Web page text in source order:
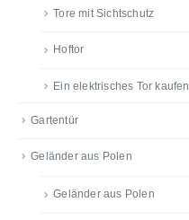
Tore mit Sichtschutz
Hoftor
Ein elektrisches Tor kaufen
Gartentür
Geländer aus Polen
Geländer aus Polen